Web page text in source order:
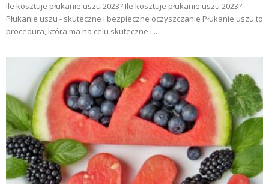
Ile kosztuje płukanie uszu 2023? Ile kosztuje płukanie uszu 2023?
Płukanie uszu - skuteczne i bezpieczne oczyszczanie Płukanie uszu to
procedura, która ma na celu skuteczne i...